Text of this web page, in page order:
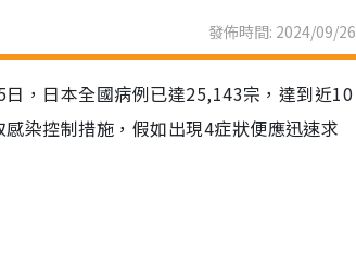
發佈時間: 2024/09/26
，日本全國病例已達25,143宗，達到近10
染控制措施，假如出現4症狀便應迅速求